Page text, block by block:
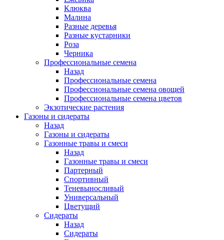
Клюква
Малина
Разные деревья
Разные кустарники
Роза
Черника
Профессиональные семена
Назад
Профессиональные семена
Профессиональные семена овощей
Профессиональные семена цветов
Экзотические растения
Газоны и сидераты
Назад
Газоны и сидераты
Газонные травы и смеси
Назад
Газонные травы и смеси
Партерный
Спортивный
Теневыносливый
Универсальный
Цветущий
Сидераты
Назад
Сидераты